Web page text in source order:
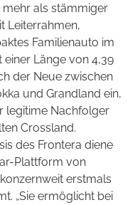
als stämmiger
Leiterrahmen,
Familienauto im
einer Länge von 4,39
der Neue zwischen
und Grandland ein,
legitime Nachfolger
Crossland.
des Frontera diene
Plattform von
erstmals
„Sie ermöglicht bei